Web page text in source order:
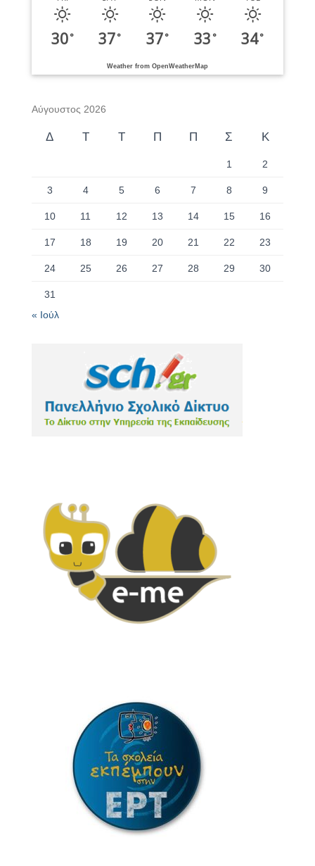
30° 37° 37° 33 ° 34°
Weather from OpenWeatherMap
Αύγουστος 2026
Δ Τ Τ Π Π Σ Κ
1 2
3 4 5 6 7 8 9
10 11 12 13 14 15 16
17 18 19 20 21 22 23
24 25 26 27 28 29 30
31
« Ιούλ